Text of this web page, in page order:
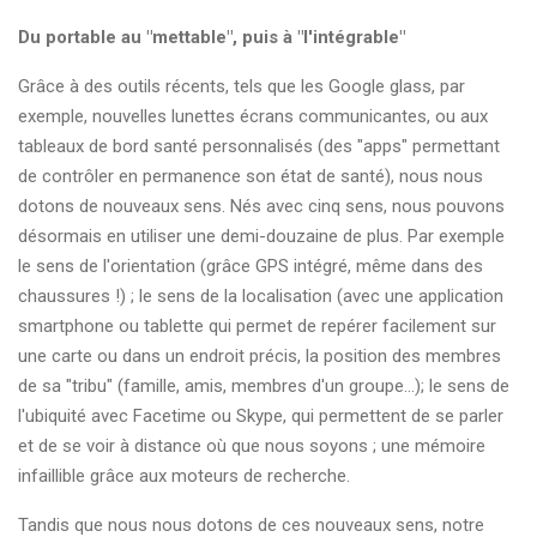
Du portable au "mettable", puis à "l'intégrable"
Grâce à des outils récents, tels que les Google glass, par
exemple, nouvelles lunettes écrans communicantes, ou aux
tableaux de bord santé personnalisés (des "apps" permettant
de contrôler en permanence son état de santé), nous nous
dotons de nouveaux sens. Nés avec cinq sens, nous pouvons
désormais en utiliser une demi-douzaine de plus. Par exemple
le sens de l'orientation (grâce GPS intégré, même dans des
chaussures !) ; le sens de la localisation (avec une application
smartphone ou tablette qui permet de repérer facilement sur
une carte ou dans un endroit précis, la position des membres
de sa "tribu" (famille, amis, membres d'un groupe...); le sens de
l'ubiquité avec Facetime ou Skype, qui permettent de se parler
et de se voir à distance où que nous soyons ; une mémoire
infaillible grâce aux moteurs de recherche.
Tandis que nous nous dotons de ces nouveaux sens, notre